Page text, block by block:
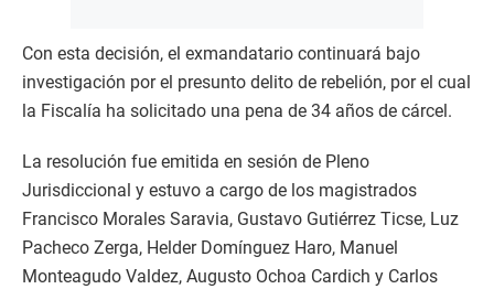
Con esta decisión, el exmandatario continuará bajo
investigación por el presunto delito de rebelión, por el cual
la Fiscalía ha solicitado una pena de 34 años de cárcel.
La resolución fue emitida en sesión de Pleno
Jurisdiccional y estuvo a cargo de los magistrados
Francisco Morales Saravia, Gustavo Gutiérrez Ticse, Luz
Pacheco Zerga, Helder Domínguez Haro, Manuel
Monteagudo Valdez, Augusto Ochoa Cardich y Carlos